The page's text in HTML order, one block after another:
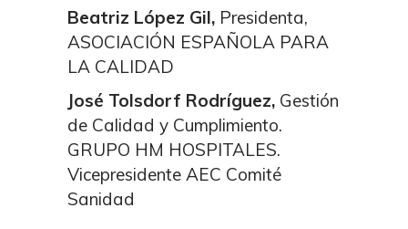
Beatriz López Gil, Presidenta,
ASOCIACIÓN ESPAÑOLA PARA
LA CALIDAD
José Tolsdorf Rodríguez, Gestión
de Calidad y Cumplimiento.
GRUPO HM HOSPITALES.
Vicepresidente AEC Comité
Sanidad